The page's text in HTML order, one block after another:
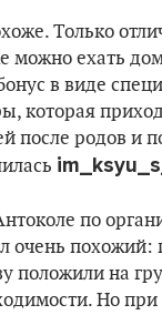
Только
можно ехать
в виде
которая
после родов и
im_ksyu_s_
по
очень похожий:
положили на
Но при